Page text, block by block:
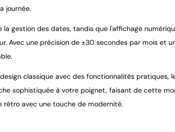
journée.
gestion des dates, tandis que l'affichage
Avec une précision de ±30 secondes par mois et
classique avec des fonctionnalités pratiques,
sophistiquée à votre poignet, faisant de cette
avec une touche de modernité.